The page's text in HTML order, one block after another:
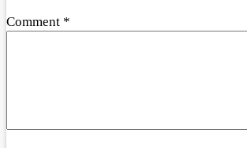
Comment *